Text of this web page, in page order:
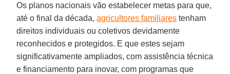
Os planos nacionais vão estabelecer metas para que,
até o final da década,agricultores familiares tenham
direitos individuais ou coletivos devidamente
reconhecidos e protegidos. E que estes sejam
significativamente ampliados, com assistência técnica
e financiamento para inovar, com programas que